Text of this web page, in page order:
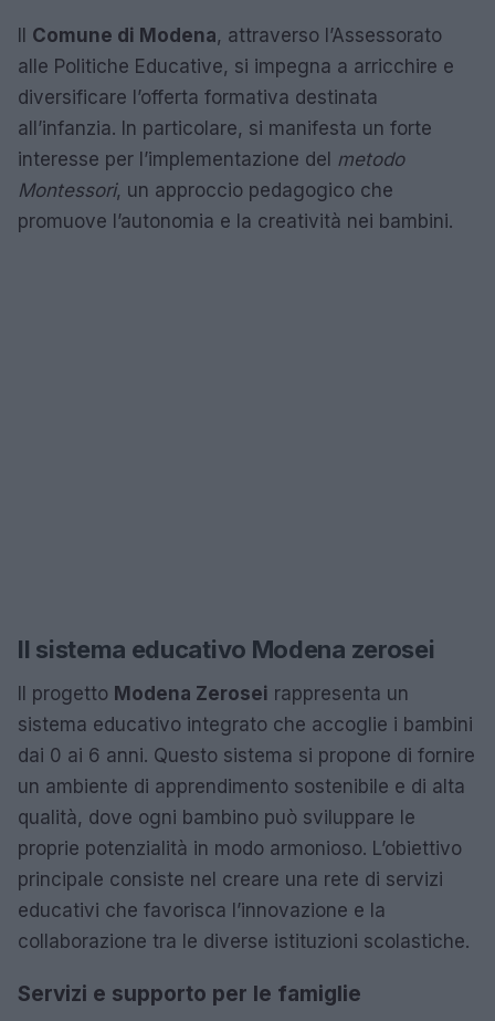
Il Comune di Modena, attraverso l’Assessorato
alle Politiche Educative, si impegna a arricchire e
diversificare l’offerta formativa destinata
all’infanzia. In particolare, si manifesta un forte
interesse per l’implementazione del metodo
Montessori, un approccio pedagogico che
promuove l’autonomia e la creatività nei bambini.
Il sistema educativo Modena zerosei
Il progetto Modena Zerosei rappresenta un
sistema educativo integrato che accoglie i bambini
dai 0 ai 6 anni. Questo sistema si propone di fornire
un ambiente di apprendimento sostenibile e di alta
qualità, dove ogni bambino può sviluppare le
proprie potenzialità in modo armonioso. L’obiettivo
principale consiste nel creare una rete di servizi
educativi che favorisca l’innovazione e la
collaborazione tra le diverse istituzioni scolastiche.
Servizi e supporto per le famiglie